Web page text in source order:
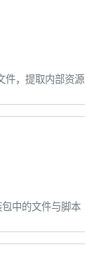
件，提取内部资源
中的文件与脚本